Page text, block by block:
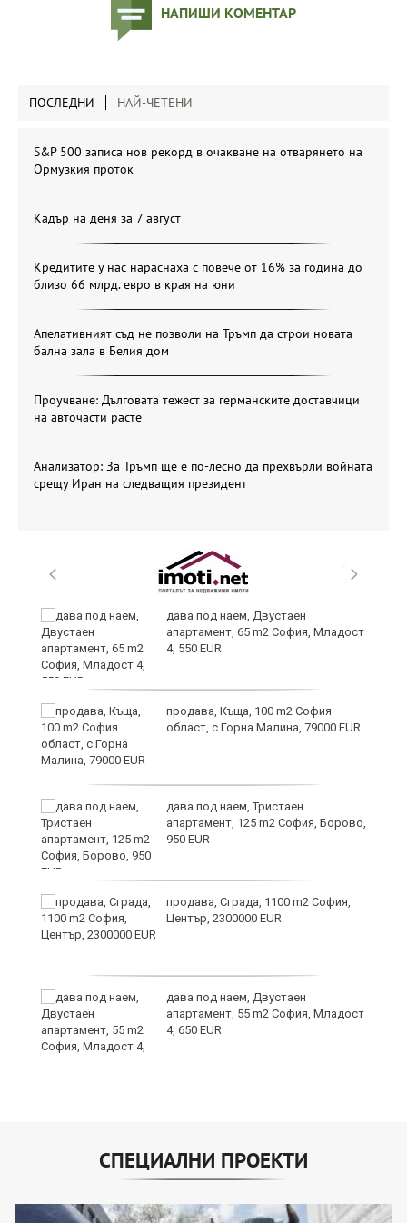
НАПИШИ КОМЕНТАР
ПОСЛЕДНИ НАЙ-ЧЕТЕНИ
S&P 500 записа нов рекорд в очакване на отварянето на
Ормузкия проток
Кадър на деня за 7 август
Кредитите у нас нараснаха с повече от 16% за година до
близо 66 млрд. евро в края на юни
Апелативният съд не позволи на Тръмп да строи новата
бална зала в Белия дом
Проучване: Дълговата тежест за германските доставчици
на авточасти расте
Анализатор: За Тръмп ще е по-лесно да прехвърли войната
срещу Иран на следващия президент
дава под наем, Двустаен
апартамент, 65 m2 София, Младост
4, 550 EUR
продава, Къща, 100 m2 София
област, с.Горна Малина, 79000 EUR
дава под наем, Тристаен
апартамент, 125 m2 София, Борово,
950 EUR
продава, Сграда, 1100 m2 София,
Център, 2300000 EUR
дава под наем, Двустаен
апартамент, 55 m2 София, Младост
4, 650 EUR
СПЕЦИАЛНИ ПРОЕКТИ